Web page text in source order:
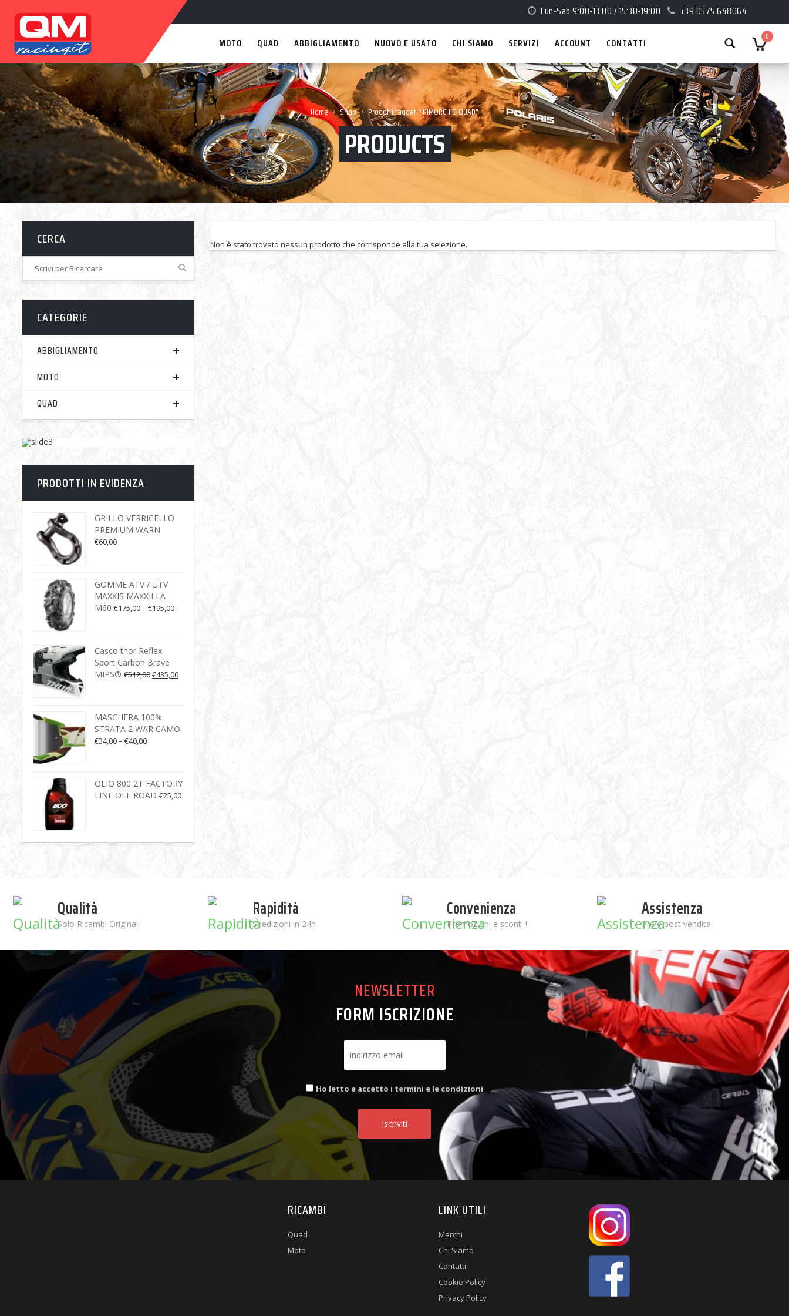
Lun-Sab 9:00-13:00 / 15:30-19:00 +39 0575 648064
0
MOTO QUAD ABBIGLIAMENTO NUOVO E USATO CHI SIAMO SERVIZI ACCOUNT CONTATTI
Home › Shop › Prodotti taggati “RIMORCHIO QUAD”
PRODUCTS
Non è stato trovato nessun prodotto che corrisponde alla tua selezione.
CERCA
CATEGORIE
ABBIGLIAMENTO
MOTO
QUAD
PRODOTTI IN EVIDENZA
GRILLO VERRICELLO
PREMIUM WARN
€60,00
GOMME ATV / UTV
MAXXIS MAXXILLA
M60 €175,00– €195,00
Casco thor Reflex
Sport Carbon Brave
MIPS® €512,00€435,00
MASCHERA 100%
STRATA 2 WAR CAMO
€34,00– €40,00
OLIO 800 2T FACTORY
LINE OFF ROAD €25,00
Qualità
Solo Ricambi Originali
Rapidità
Spedizioni in 24h
Convenienza
Promozioni e sconti !
Assistenza
Pre e post vendita
NEWSLETTER
FORM ISCRIZIONE
Ho letto e accetto i termini e le condizioni
RICAMBI
Quad
Moto
LINK UTILI
Marchi
Chi Siamo
Contatti
Cookie Policy
Privacy Policy